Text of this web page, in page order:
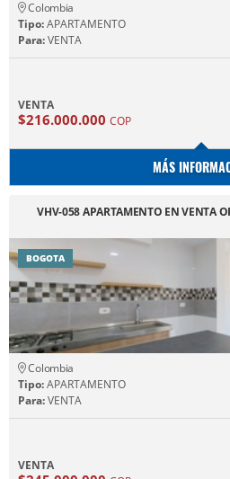
Colombia
Tipo:APARTAMENTO
Para:VENTA
VENTA
$216.000.000 COP
MÁS
VHV-058 APARTAMENTO EN VENTA
BOGOTA
Colombia
Tipo:APARTAMENTO
Para:VENTA
VENTA